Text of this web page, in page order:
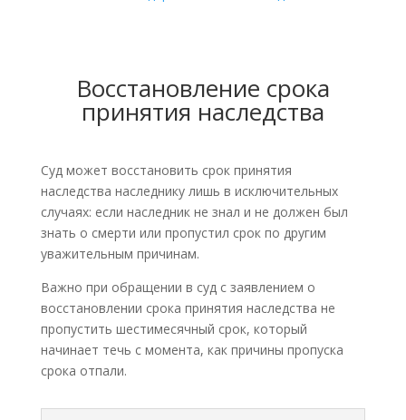
Восстановление срока
принятия наследства
Суд может восстановить срок принятия
наследства наследнику лишь в исключительных
случаях: если наследник не знал и не должен был
знать о смерти или пропустил срок по другим
уважительным причинам.
Важно при обращении в суд с заявлением о
восстановлении срока принятия наследства не
пропустить шестимесячный срок, который
начинает течь с момента, как причины пропуска
срока отпали.